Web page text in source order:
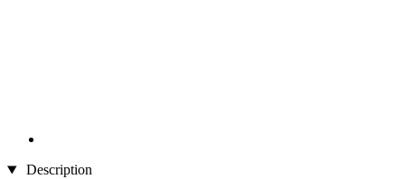
Description